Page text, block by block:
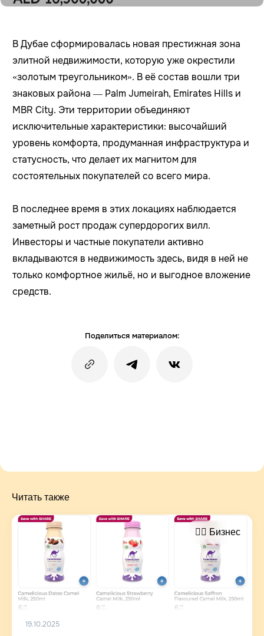
В Дубае сформировалась новая престижная зона
элитной недвижимости, которую уже окрестили
«золотым треугольником». В её состав вошли три
знаковых района — Palm Jumeirah, Emirates Hills и
MBR City. Эти территории объединяют
исключительные характеристики: высочайший
уровень комфорта, продуманная инфраструктура и
статусность, что делает их магнитом для
состоятельных покупателей со всего мира.
В последнее время в этих локациях наблюдается
заметный рост продаж супердорогих вилл.
Инвесторы и частные покупатели активно
вкладываются в недвижимость здесь, видя в ней не
только комфортное жильё, но и выгодное вложение
средств.
Поделиться материалом:
Читать также
🤵‍♂️ Бизнес
19.10.2025